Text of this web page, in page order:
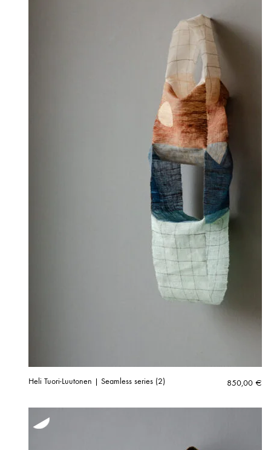
Heli Tuori-Luutonen | Seamless series (2) 850,00 €